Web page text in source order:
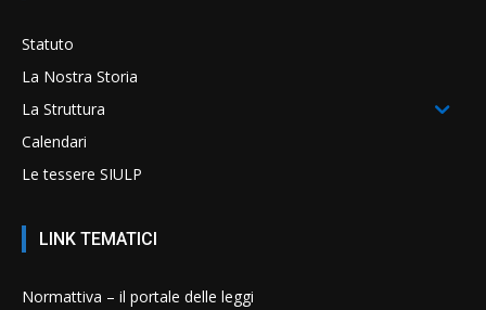
Statuto
La Nostra Storia
La Struttura
Calendari
Le tessere SIULP
LINK TEMATICI
Normattiva – il portale delle leggi